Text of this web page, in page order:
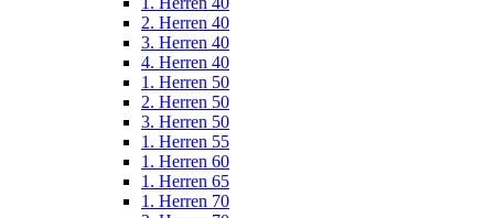
2. Herren 40
3. Herren 40
4. Herren 40
1. Herren 50
2. Herren 50
3. Herren 50
1. Herren 55
1. Herren 60
1. Herren 65
1. Herren 70